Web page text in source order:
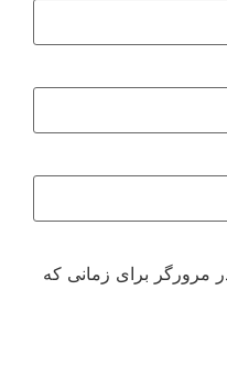
مرورگر برای زمانی که